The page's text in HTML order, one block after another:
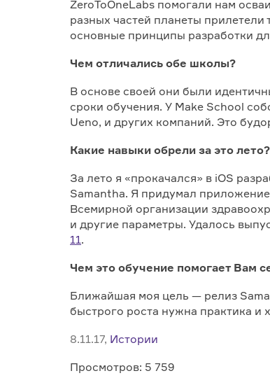
ZeroToOneLabs помогали нам
разных частей планеты
основные принципы разработки
Чем отличались обе школы?
В основе своей они были
сроки обучения. У Make School
Ueno, и других компаний. Это
Какие навыки обрели за это лето?
За лето я «прокачался» в iOS
Samantha. Я придумал
Всемирной организации
и другие параметры. Удалось
11.
Чем это обучение помогает Вам
Ближайшая моя цель — релиз
быстрого роста нужна практика
8.11.17, Истории
Просмотров: 5 759